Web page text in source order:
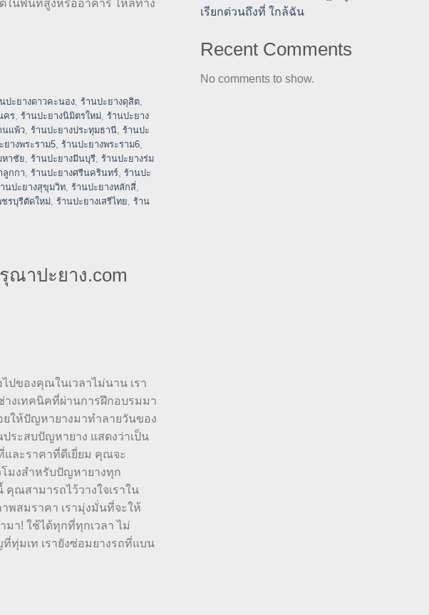
ในพื้นที่สูงหรืออาคาร ไหล่ทาง
ปะยางดาวคะนอง, ร้านปะยางดุสิต,
คร, ร้านปะยางนิมิตรใหม่, ร้านปะยาง
นแพ้ว, ร้านปะยางประทุมธานี, ร้านปะ
ยางพระราม5, ร้านปะยางพระราม6,
หาชัย, ร้านปะยางมีนบุรี, ร้านปะยางร่ม
ลูกกา, ร้านปะยางศรีนครินทร์, ร้านปะ
นปะยางสุขุมวิท, ร้านปะยางหลักสี่,
ชรบุรีตัดใหม่, ร้านปะยางเสรีไทย, ร้าน
ณาปะยาง.com
ของคุณในเวลาไม่นาน เรา
งเทคนิคที่ผ่านการฝึกอบรมมา
ยให้ปัญหายางมาทำลายวันของ
ระสบปัญหายาง แสดงว่าเป็น
และราคาที่ดีเยี่ยม คุณจะ
โมงสำหรับปัญหายางทุก
ณสามารถไว้วางใจเราใน
พสมราคา เรามุ่งมั่นที่จะให้
มา! ใช้ได้ทุกที่ทุกเวลา ไม่
ทุ่มเท เรายังซ่อมยางรถที่แบน
เรียกด่วนถึงที่ ใกล้ฉัน
Recent Comments
No comments to show.